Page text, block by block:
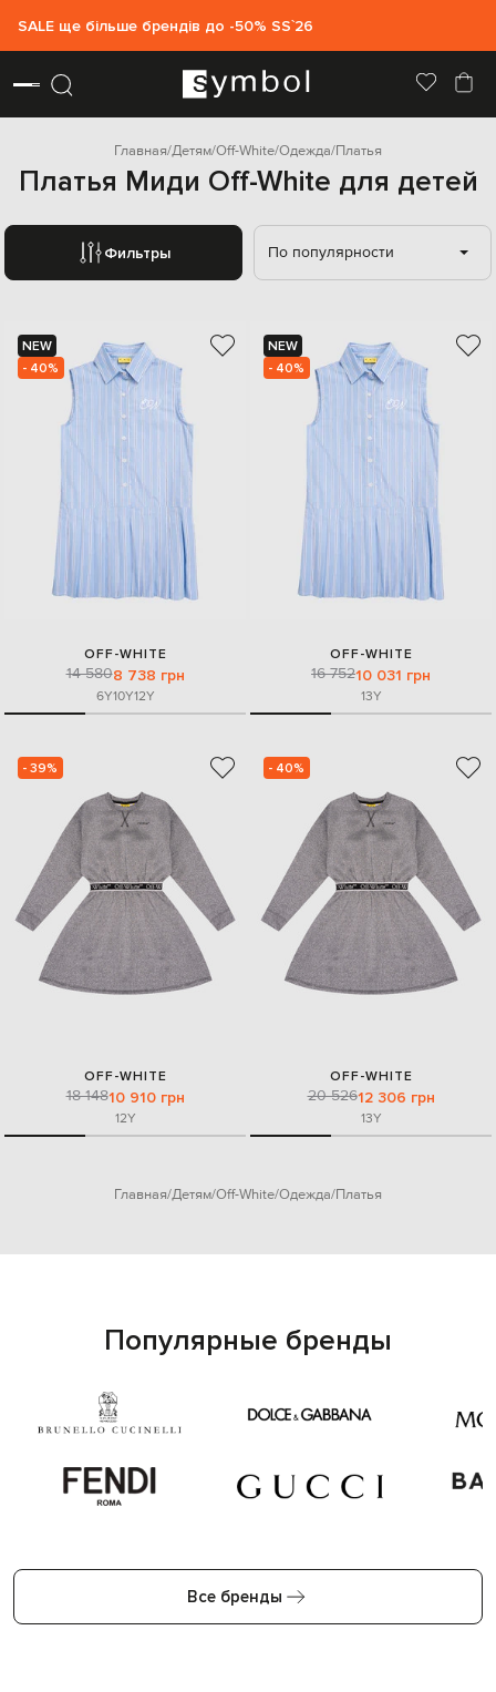
SALE ще більше брендів до -50% SS`26
Главная Детям Off-White Одежда Платья
Платья Миди Off-White для детей
Фильтры По популярности
NEW
- 40%
OFF-WHITE
14 5808 738 грн
6Y10Y12Y
NEW
- 40%
OFF-WHITE
16 75210 031 грн
13Y
- 39%
OFF-WHITE
18 14810 910 грн
12Y
- 40%
OFF-WHITE
20 52612 306 грн
13Y
Главная Детям Off-White Одежда Платья
Популярные бренды
Все бренды